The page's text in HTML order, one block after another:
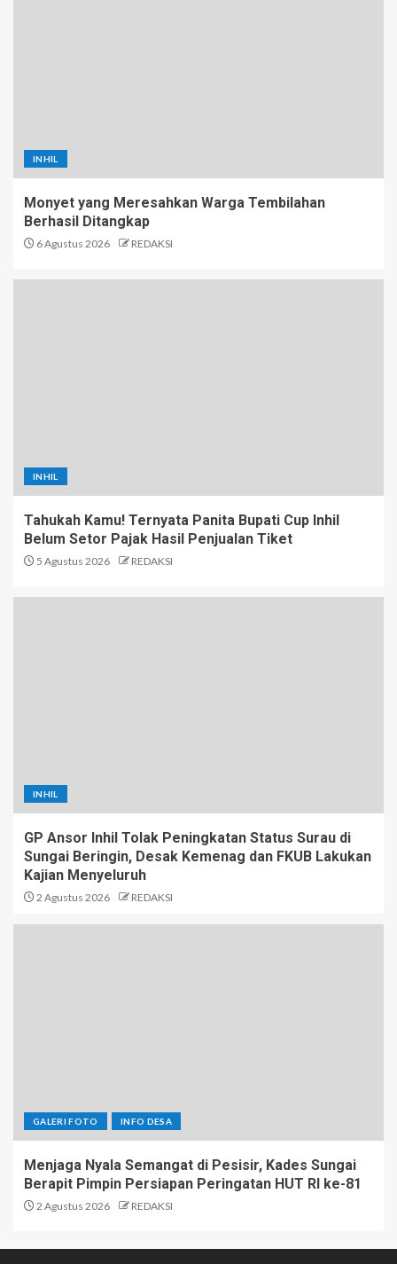
INHIL
Monyet yang Meresahkan Warga Tembilahan
Berhasil Ditangkap
6 Agustus 2026 REDAKSI
INHIL
Tahukah Kamu! Ternyata Panita Bupati Cup Inhil
Belum Setor Pajak Hasil Penjualan Tiket
5 Agustus 2026 REDAKSI
INHIL
GP Ansor Inhil Tolak Peningkatan Status Surau di
Sungai Beringin, Desak Kemenag dan FKUB Lakukan
Kajian Menyeluruh
2 Agustus 2026 REDAKSI
GALERI FOTO INFO DESA
Menjaga Nyala Semangat di Pesisir, Kades Sungai
Berapit Pimpin Persiapan Peringatan HUT RI ke-81
2 Agustus 2026 REDAKSI